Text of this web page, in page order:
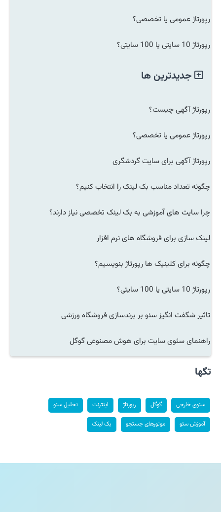
رپورتاژ عمومی یا تخصصی؟
رپورتاژ 10 سایتی یا 100 سایتی؟
جدیدترین ها
رپورتاژ آگهی چیست؟
رپورتاژ عمومی یا تخصصی؟
رپورتاژ آگهی برای سایت گردشگری
چگونه تعداد مناسب بک لینک را انتخاب کنیم؟
چرا سایت های آموزشی به بک لینک تخصصی نیاز دارند؟
لینک سازی برای فروشگاه های نرم افزار
چگونه برای کلینیک ها رپورتاژ بنویسیم؟
رپورتاژ 10 سایتی یا 100 سایتی؟
تاثیر شگفت انگیز سئو بر برندسازی فروشگاه ورزشی
راهنمای سئوی سایت برای هوش مصنوعی گوگل
تگها
سئوی خارجی گوگل رپورتاژ اینترنت تحلیل سئو
آموزش سئو موتورهای جستجو بک لینک